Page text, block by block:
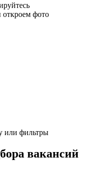
фото
или фильтры
вакансий